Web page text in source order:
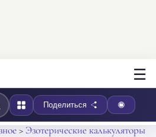
☰
Поделиться
>Эзотерические калькуляторы